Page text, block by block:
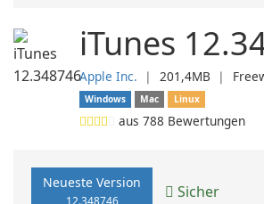
iTunes
Apple Inc. ❘ 201,4MB ❘
Windows
Mac Linux
aus 788 Bewertungen
Neueste Version
12.348746 Sicher